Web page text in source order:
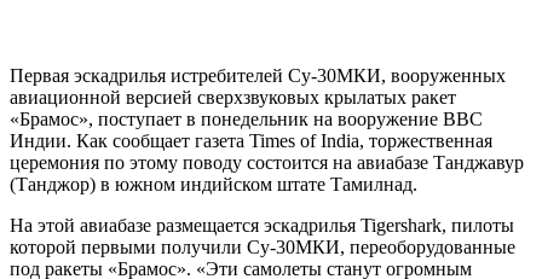
Первая эскадрилья истребителей Су-30МКИ, вооруженных
авиационной версией сверхзвуковых крылатых ракет
«Брамос», поступает в понедельник на вооружение ВВС
Индии. Как сообщает газета Times of India, торжественная
церемония по этому поводу состоится на авиабазе Танджавур
(Танджор) в южном индийском штате Тамилнад.
На этой авиабазе размещается эскадрилья Tigershark, пилоты
которой первыми получили Су-30МКИ, переоборудованные
под ракеты «Брамос». «Эти самолеты станут огромным